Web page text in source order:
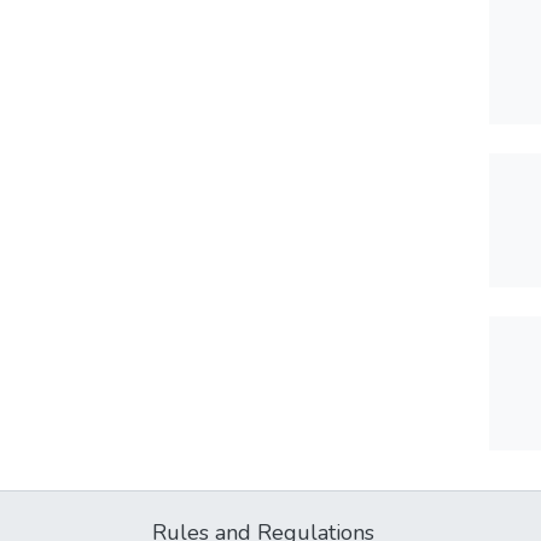
Rules and Regulations